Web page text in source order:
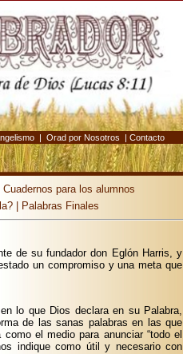
| Orad por Nosotros | Contacto
Cuadernos para los alumnos
Palabras Finales
de su fundador don Eglón Harris, y
un compromiso y una meta que
lo que Dios declara en su Palabra,
de las sanas palabras en las que
el medio para anunciar “todo el
indique como útil y necesario con